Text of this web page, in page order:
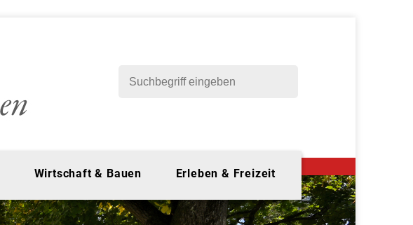
Wirtschaft & Bauen Erleben & Freizeit